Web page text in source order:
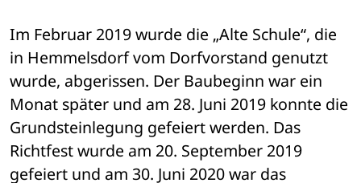
Im Februar 2019 wurde die „Alte Schule“, die
in Hemmelsdorf vom Dorfvorstand genutzt
wurde, abgerissen. Der Baubeginn war ein
Monat später und am 28. Juni 2019 konnte die
Grundsteinlegung gefeiert werden. Das
Richtfest wurde am 20. September 2019
gefeiert und am 30. Juni 2020 war das